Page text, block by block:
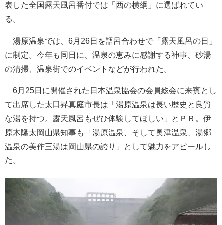
表した全国露天風呂番付では「西の横綱」に選ばれてい
る。
湯原温泉では、6月26日を語呂合わせで「露天風呂の日」
に制定。今年も同日に、温泉の恵みに感謝する神事、砂湯
の清掃、温泉街でのイベントなどが行われた。
6月25日に開催された日本温泉協会の会員総会に来賓とし
て出席した太田昇真庭市長は「湯原温泉は長い歴史と良質
な湯を持つ。露天風呂もぜひ体験してほしい」とＰＲ。伊
原木隆太岡山県知事も「湯原温泉、そして奥津温泉、湯郷
温泉の美作三湯は岡山県の誇り」として魅力をアピールし
た。